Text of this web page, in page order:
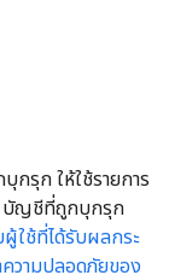
กรุก ให้ใช้รายการ
บัญชีที่ถูกบุกรุก
ใช้ที่ได้รับผลกระ
ความปลอดภัยของ